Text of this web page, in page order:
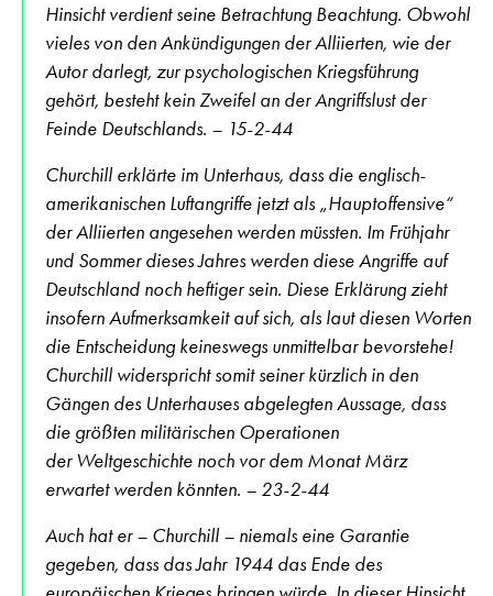
Hinsicht verdient seine Betrachtung Beachtung. Obwohl
vieles von den Ankündigungen der Alliierten, wie der
Autor darlegt, zur psychologischen Kriegsführung
gehört, besteht kein Zweifel an der Angriffslust der
Feinde Deutschlands. – 15-2-44
Churchill erklärte im Unterhaus, dass die englisch-
amerikanischen Luftangriffe jetzt als „Hauptoffensive“
der Alliierten angesehen werden müssten. Im Frühjahr
und Sommer dieses Jahres werden diese Angriffe auf
Deutschland noch heftiger sein. Diese Erklärung zieht
insofern Aufmerksamkeit auf sich, als laut diesen Worten
die Entscheidung keineswegs unmittelbar bevorstehe!
Churchill widerspricht somit seiner kürzlich in den
Gängen des Unterhauses abgelegten Aussage, dass
die größten militärischen Operationen
der Weltgeschichte noch vor dem Monat März
erwartet werden könnten. – 23-2-44
Auch hat er – Churchill – niemals eine Garantie
gegeben, dass das Jahr 1944 das Ende des